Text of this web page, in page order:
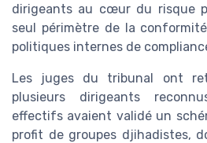
dirigeants au cœur du risque
seul périmètre de la
politiques internes de
Les juges du tribunal ont
plusieurs dirigeants
effectifs avaient validé un
profit de groupes djihadistes,